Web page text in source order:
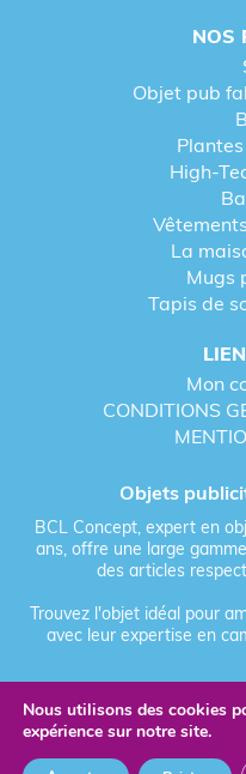
NOS
Objet pub
High-
La
Mugs
Tapis de
Mon
CONDITIONS
Objets
BCL Concept, expert en
ans, offre une large
des articles
Trouvez l'objet idéal pour
avec leur expertise en
© 2026 BCL Concept - Tous
Fièrement
Nous utilisons des cookies
expérience sur notre site.